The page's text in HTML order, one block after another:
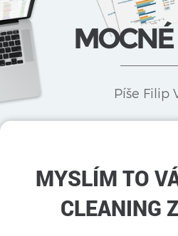
Píše Filip
MYSLÍM TO
CLEANING